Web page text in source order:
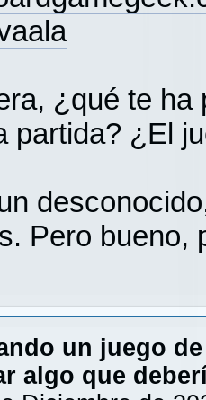
¿qué te ha
partida? ¿El
Pero bueno,
un juego
algo que